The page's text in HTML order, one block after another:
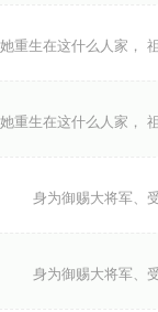
重生在这什么人家，
重生在这什么人家，
为御赐大将军、受
为御赐大将军、受